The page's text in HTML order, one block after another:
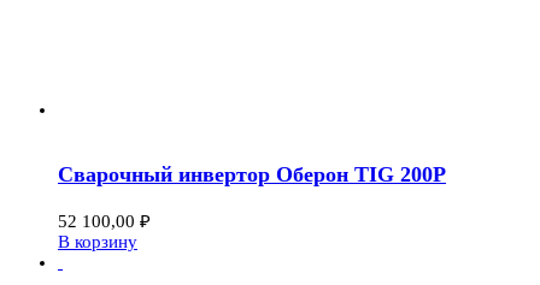
Сварочный инвертор Оберон TIG 200P
52 100,00 ₽
В корзину